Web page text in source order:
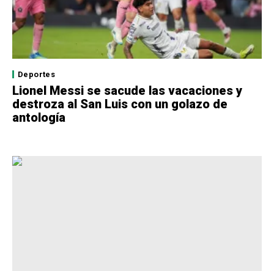
Deportes
Lionel Messi se sacude las vacaciones y
destroza al San Luis con un golazo de
antología